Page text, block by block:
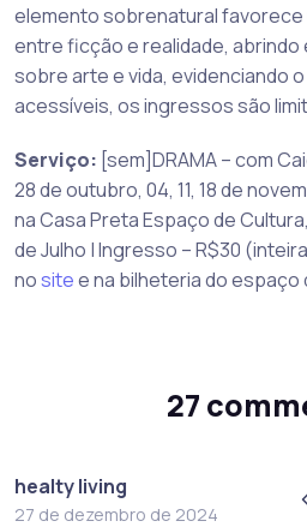
elemento sobrenatural
entre ficção e realidade,
sobre arte e vida, evidenciando
acessíveis, os ingressos são
Serviço: [sem]DRAMA – com
28 de outubro, 04, 11, 18 de
na Casa Preta Espaço de
de Julho | Ingresso – R$30
nositee na bilheteria do espaço
27
healty living
27 de dezembro de 2024